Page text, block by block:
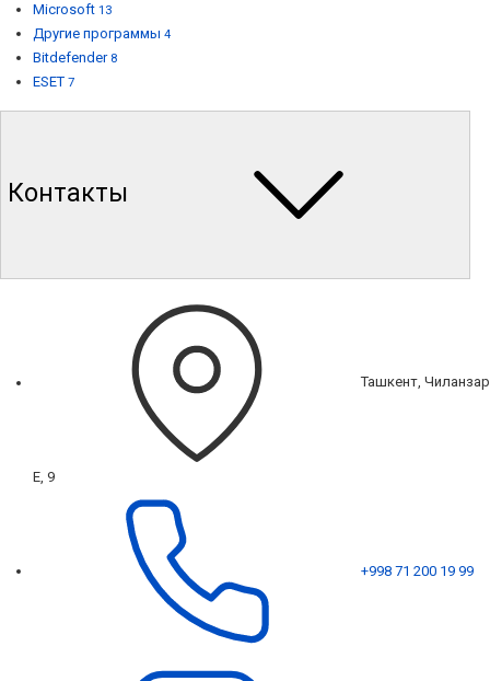
Microsoft 13
Другие программы 4
Bitdefender 8
ESET 7
Контакты
Ташкент, Чиланзар
Е, 9
+998 71 200 19 99